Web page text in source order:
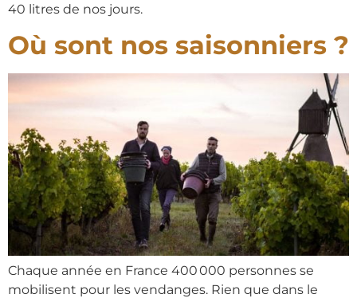
40 litres de nos jours.
Où sont nos saisonniers ?
Chaque année en France 400 000 personnes se
mobilisent pour les vendanges. Rien que dans le